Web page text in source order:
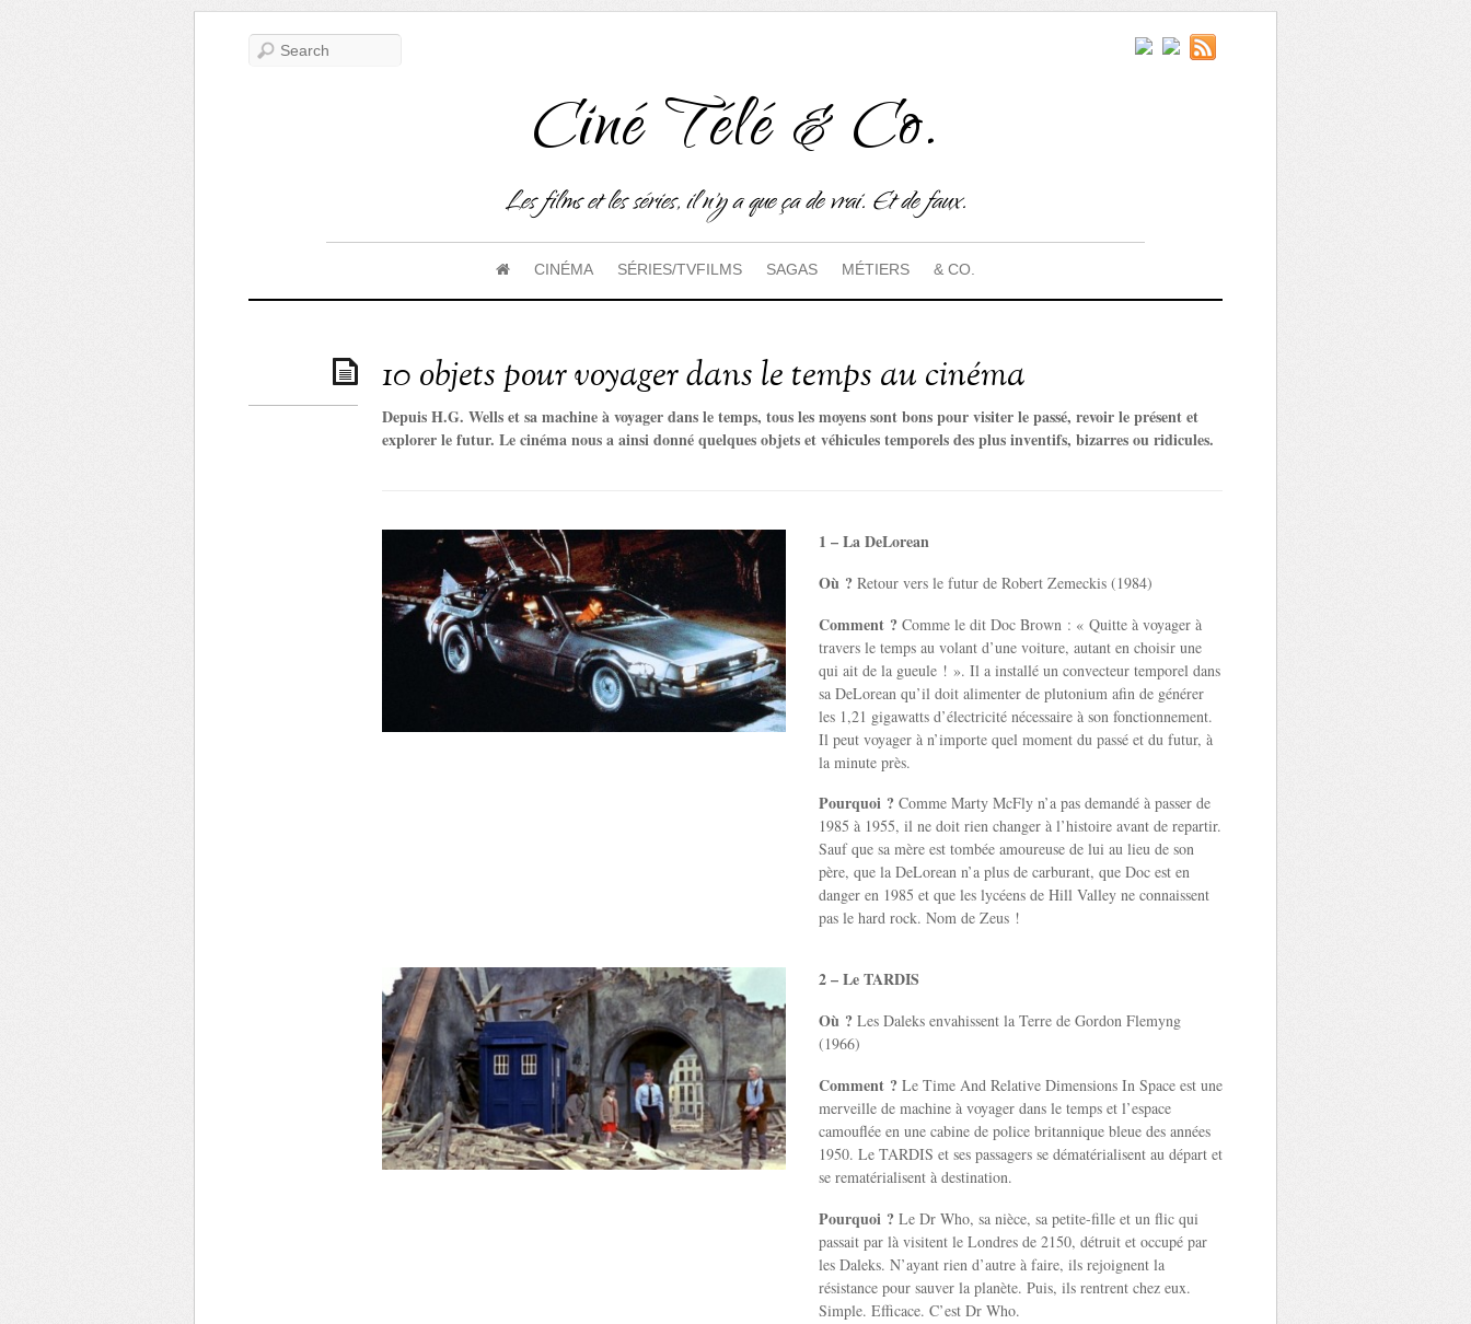
Ciné Télé & Co.
Les films et les séries, il n'y a que ça de vrai. Et de faux.
CINÉMA SÉRIES/TVFILMS SAGAS MÉTIERS & CO.
10 objets pour voyager dans le temps au cinéma
Depuis H.G. Wells et sa machine à voyager dans le temps, tous les moyens sont bons pour visiter le passé, revoir le présent et
explorer le futur. Le cinéma nous a ainsi donné quelques objets et véhicules temporels des plus inventifs, bizarres ou ridicules.
1 – La DeLorean
Où ? Retour vers le futur de Robert Zemeckis (1984)
Comment ? Comme le dit Doc Brown : « Quitte à voyager à
travers le temps au volant d’une voiture, autant en choisir une
qui ait de la gueule ! ». Il a installé un convecteur temporel dans
sa DeLorean qu’il doit alimenter de plutonium afin de générer
les 1,21 gigawatts d’électricité nécessaire à son fonctionnement.
Il peut voyager à n’importe quel moment du passé et du futur, à
la minute près.
Pourquoi ? Comme Marty McFly n’a pas demandé à passer de
1985 à 1955, il ne doit rien changer à l’histoire avant de repartir.
Sauf que sa mère est tombée amoureuse de lui au lieu de son
père, que la DeLorean n’a plus de carburant, que Doc est en
danger en 1985 et que les lycéens de Hill Valley ne connaissent
pas le hard rock. Nom de Zeus !
2 – Le TARDIS
Où ? Les Daleks envahissent la Terre de Gordon Flemyng
(1966)
Comment ? Le Time And Relative Dimensions In Space est une
merveille de machine à voyager dans le temps et l’espace
camouflée en une cabine de police britannique bleue des années
1950. Le TARDIS et ses passagers se dématérialisent au départ et
se rematérialisent à destination.
Pourquoi ? Le Dr Who, sa nièce, sa petite-fille et un flic qui
passait par là visitent le Londres de 2150, détruit et occupé par
les Daleks. N’ayant rien d’autre à faire, ils rejoignent la
résistance pour sauver la planète. Puis, ils rentrent chez eux.
Simple. Efficace. C’est Dr Who.